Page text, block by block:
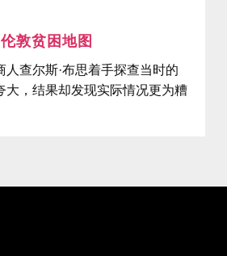
敦贫困地图
人查尔斯·布思着手探查当时的
大，结果却发现实际情况更为糟